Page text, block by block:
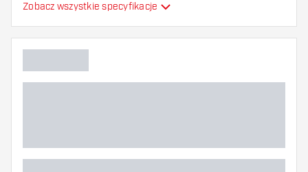
Główny kolor
Zobacz wszystkie specyfikacje